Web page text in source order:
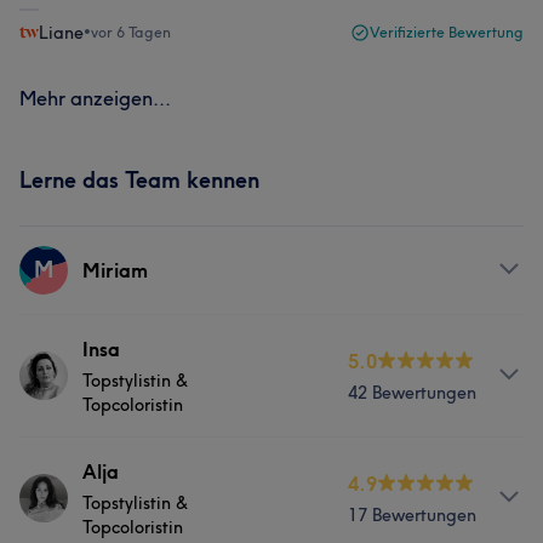
Liane•vor 6 Tagen Verifizierte Bewertung
Mehr anzeigen...
Lerne das Team kennen
M Miriam
Services
Friseur
Insa
Topstylistin &
Topcoloristin
5.0
42 Bewertungen
Info
Insa – Topstylistin & Topcoloristin Ich liebe es, mit Farbe
und Schnitt das Beste aus deinem Haar herauszuholen –
Alja
Topstylistin &
Topcoloristin
4.9
17 Bewertungen